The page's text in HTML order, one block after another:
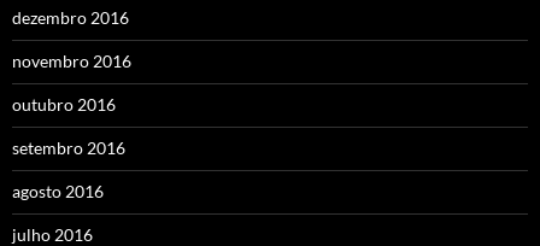
dezembro 2016
novembro 2016
outubro 2016
setembro 2016
agosto 2016
julho 2016